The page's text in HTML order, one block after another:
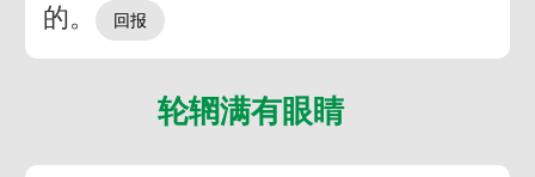
的。
轮辋满有眼睛